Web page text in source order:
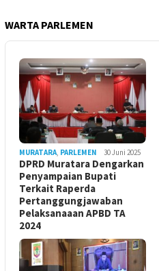
WARTA PARLEMEN
MURATARA, PARLEMEN 30 Juni 2025
DPRD Muratara Dengarkan
Penyampaian Bupati
Terkait Raperda
Pertanggungjawaban
Pelaksanaaan APBD TA
2024